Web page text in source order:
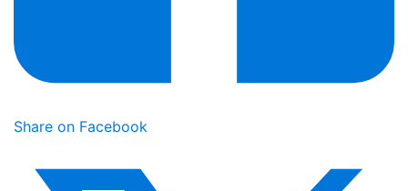
Share on Facebook